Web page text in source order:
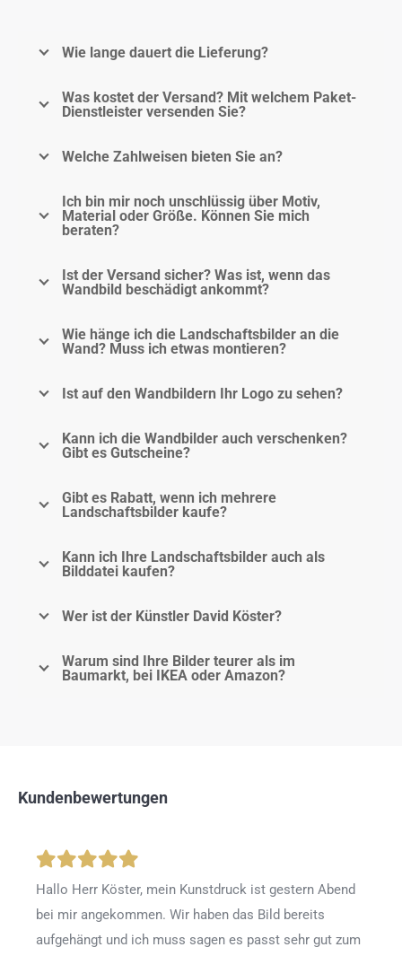
Wie lange dauert die Lieferung?
Was kostet der Versand? Mit welchem Paket-
Dienstleister versenden Sie?
Welche Zahlweisen bieten Sie an?
Ich bin mir noch unschlüssig über Motiv,
Material oder Größe. Können Sie mich
beraten?
Ist der Versand sicher? Was ist, wenn das
Wandbild beschädigt ankommt?
Wie hänge ich die Landschaftsbilder an die
Wand? Muss ich etwas montieren?
Ist auf den Wandbildern Ihr Logo zu sehen?
Kann ich die Wandbilder auch verschenken?
Gibt es Gutscheine?
Gibt es Rabatt, wenn ich mehrere
Landschaftsbilder kaufe?
Kann ich Ihre Landschaftsbilder auch als
Bilddatei kaufen?
Wer ist der Künstler David Köster?
Warum sind Ihre Bilder teurer als im
Baumarkt, bei IKEA oder Amazon?
Kundenbewertungen
Hallo Herr Köster, mein Kunstdruck ist gestern Abend
bei mir angekommen. Wir haben das Bild bereits
aufgehängt und ich muss sagen es passt sehr gut zum